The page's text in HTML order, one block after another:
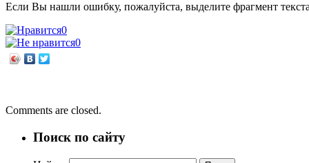
Если Вы нашли ошибку, пожалуйста, выделите фрагмент
0
0
Comments are closed.
Поиск по сайту